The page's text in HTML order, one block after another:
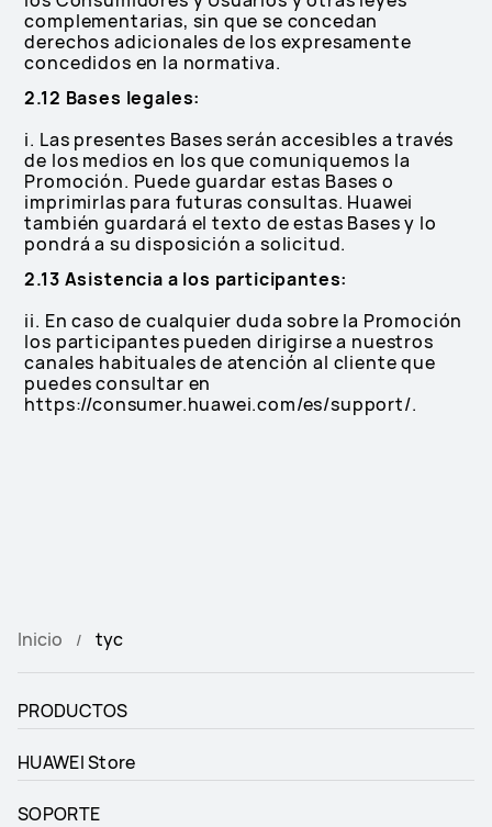
complementarias, sin que se concedan
derechos adicionales de los expresamente
concedidos en la normativa.
2.12 Bases legales:
i. Las presentes Bases serán accesibles a través
de los medios en los que comuniquemos la
Promoción. Puede guardar estas Bases o
imprimirlas para futuras consultas. Huawei
también guardará el texto de estas Bases y lo
pondrá a su disposición a solicitud.
2.13 Asistencia a los participantes:
ii. En caso de cualquier duda sobre la Promoción
los participantes pueden dirigirse a nuestros
canales habituales de atención al cliente que
puedes consultar en
https://consumer.huawei.com/es/support/.
Inicio tyc
PRODUCTOS
HUAWEI Store
SOPORTE